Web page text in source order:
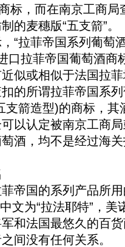
标，而在南京工商
的麦穗版“五支箭”。
拉菲帝国系列葡萄
口拉菲帝国葡萄酒商
似或相似于法国拉
的所谓拉菲帝国系
支箭造型)的商标，
以认定被南京工商
酒，均不是经过海
国的系列产品所用
文为“拉法耶特”，
和法国最悠久的百
间没有任何关系。